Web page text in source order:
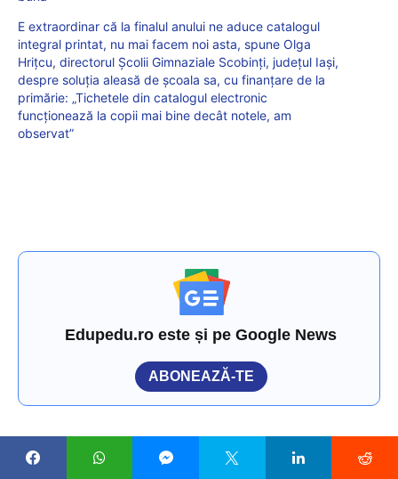
E extraordinar că la finalul anului ne aduce catalogul
integral printat, nu mai facem noi asta, spune Olga
Hrițcu, directorul Școlii Gimnaziale Scobinți, județul Iași,
despre soluția aleasă de școala sa, cu finanțare de la
primărie: „Tichetele din catalogul electronic
funcționează la copii mai bine decât notele, am
observat”
Edupedu.ro este și pe Google News
ABONEAZĂ-TE